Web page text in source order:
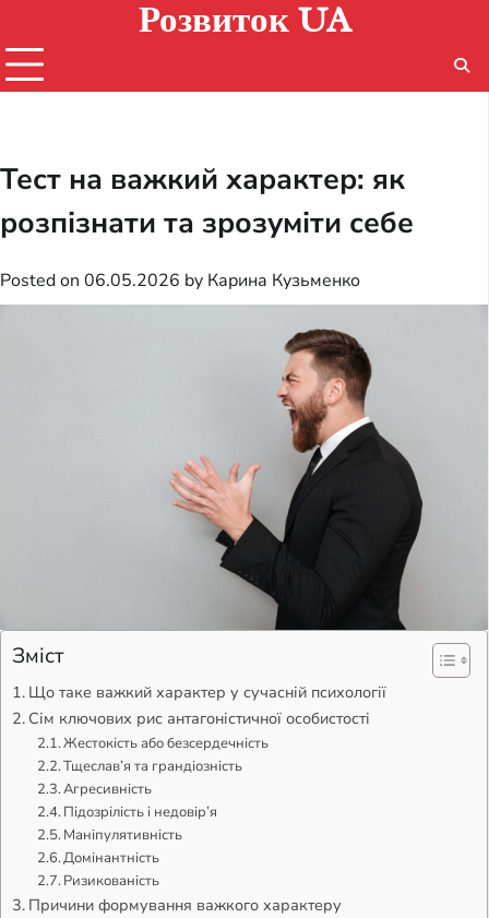
content
Розвиток UA
Тест на важкий характер: як
розпізнати та зрозуміти себе
Posted on 06.05.2026 by Карина Кузьменко
Зміст
Що таке важкий характер у сучасній психології
Сім ключових рис антагоністичної особистості
Жестокість або безсердечність
Тщеслав’я та грандіозність
Агресивність
Підозрілість і недовір’я
Маніпулятивність
Домінантність
Ризикованість
Причини формування важкого характеру